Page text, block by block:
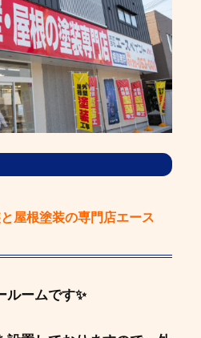
屋根塗装の専門店エース
ルームです✨